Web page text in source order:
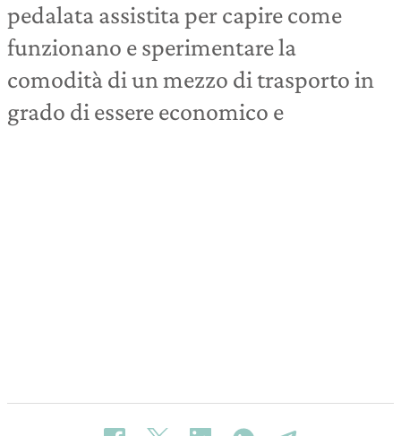
pedalata assistita per capire come
funzionano e sperimentare la
comodità di un mezzo di trasporto in
grado di essere economico e